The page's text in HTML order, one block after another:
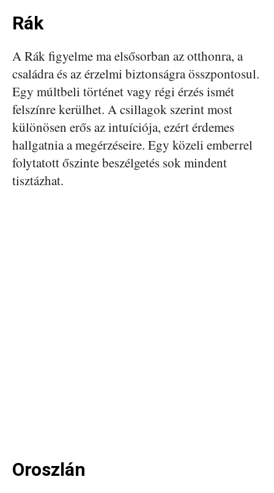
Rák
A Rák figyelme ma elsősorban az otthonra, a
családra és az érzelmi biztonságra összpontosul.
Egy múltbeli történet vagy régi érzés ismét
felszínre kerülhet. A csillagok szerint most
különösen erős az intuíciója, ezért érdemes
hallgatnia a megérzéseire. Egy közeli emberrel
folytatott őszinte beszélgetés sok mindent
tisztázhat.
Oroszlán